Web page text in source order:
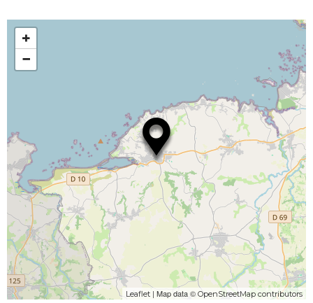
+
−
Leaflet | Map data © OpenStreetMap contributors